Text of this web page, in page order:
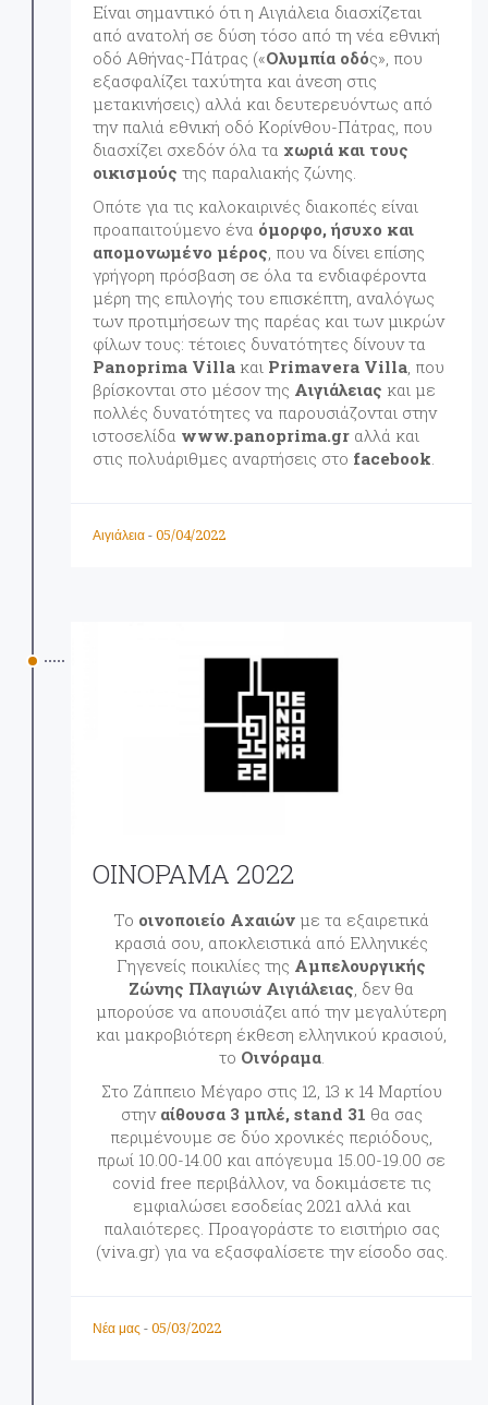
Είναι σημαντικό ότι η Αιγιάλεια διασχίζεται
από ανατολή σε δύση τόσο από τη νέα εθνική
οδό Αθήνας-Πάτρας («Ολυμπία οδός», που
εξασφαλίζει ταχύτητα και άνεση στις
μετακινήσεις) αλλά και δευτερευόντως από
την παλιά εθνική οδό Κορίνθου-Πάτρας, που
διασχίζει σχεδόν όλα τα χωριά και τους
οικισμούς της παραλιακής ζώνης.
Οπότε για τις καλοκαιρινές διακοπές είναι
προαπαιτούμενο ένα όμορφο, ήσυχο και
απομονωμένο μέρος, που να δίνει επίσης
γρήγορη πρόσβαση σε όλα τα ενδιαφέροντα
μέρη της επιλογής του επισκέπτη, αναλόγως
των προτιμήσεων της παρέας και των μικρών
φίλων τους: τέτοιες δυνατότητες δίνουν τα
Panoprima Villa και Primavera Villa, που
βρίσκονται στο μέσον της Αιγιάλειας και με
πολλές δυνατότητες να παρουσιάζονται στην
ιστοσελίδα www.panoprima.gr αλλά και
στις πολυάριθμες αναρτήσεις στο facebook.
Αιγιάλεια - 05/04/2022
ΟΙΝΟΡΑΜΑ 2022
Το οινοποιείο Αχαιών με τα εξαιρετικά
κρασιά σου, αποκλειστικά από Ελληνικές
Γηγενείς ποικιλίες της Αμπελουργικής
Ζώνης Πλαγιών Αιγιάλειας, δεν θα
μπορούσε να απουσιάζει από την μεγαλύτερη
και μακροβιότερη έκθεση ελληνικού κρασιού,
το Οινόραμα.
Στο Ζάππειο Μέγαρο στις 12, 13 κ 14 Μαρτίου
στην αίθουσα 3 μπλέ, stand 31 θα σας
περιμένουμε σε δύο χρονικές περιόδους,
πρωί 10.00-14.00 και απόγευμα 15.00-19.00 σε
covid free περιβάλλον, να δοκιμάσετε τις
εμφιαλώσει εσοδείας 2021 αλλά και
παλαιότερες. Προαγοράστε το εισιτήριο σας
(viva.gr) για να εξασφαλίσετε την είσοδο σας.
Νέα μας - 05/03/2022